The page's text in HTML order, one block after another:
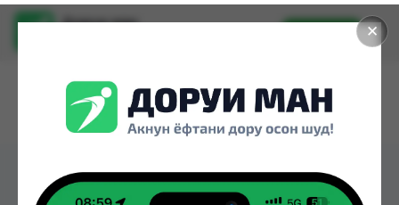
✕
Доруи ман
Установить